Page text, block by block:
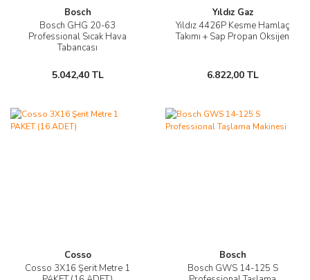
Bosch
Bosch GHG 20-63
Professional Sıcak Hava
Tabancası
5.042,40 TL
Yıldız Gaz
Yıldız 4426P Kesme Hamlaç
Takımı + Sap Propan Oksijen
6.822,00 TL
Cosso
Cosso 3X16 Şerit Metre 1
Bosch
Bosch GWS 14-125 S